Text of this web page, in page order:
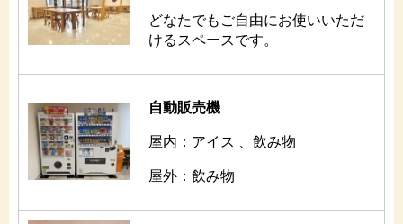
どなたでもご自由にお使いいただ
けるスペースです。
自動販売機
屋内：アイス 、飲み物
屋外：飲み物